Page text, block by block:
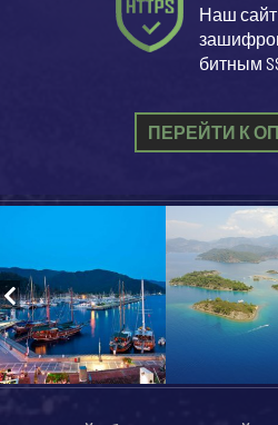
Наш сайт
битным
ПЕРЕЙТИ К